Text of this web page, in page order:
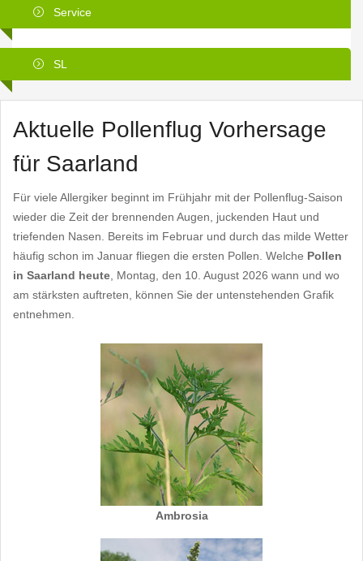
Service
SL
Aktuelle Pollenflug Vorhersage
für Saarland
Für viele Allergiker beginnt im Frühjahr mit der Pollenflug-Saison
wieder die Zeit der brennenden Augen, juckenden Haut und
triefenden Nasen. Bereits im Februar und durch das milde Wetter
häufig schon im Januar fliegen die ersten Pollen. Welche Pollen
in Saarland heute , Montag, den 10. August 2026 wann und wo
am stärksten auftreten, können Sie der untenstehenden Grafik
entnehmen.
Ambrosia